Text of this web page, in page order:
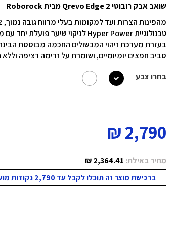
שואב אבק רובוטי Qrevo Edge 2 מבית Roborock
מהפינות הצרות ועד למקומות בעלי מרווח גובה נמוך, ‏Qrevo Edge 2 תוכנן לניקוי יסודי ומקיף של כל הבית.
טכנולוגיית Hyper Power לניקוי שיער פועלת יחד עם מערכת שטיפה מתקדמת כדי להבטיח כיסוי אחיד של כל הרצפה.
סביב חפצים יומיומיים, ושומרת על זרימה רציפה
בחרו צבע
2,790 ₪
מחיר באילת: 2,364.41 ₪
ברכישת מוצר זה תוכלו לקבל עד 2,790 נקודות מועדון!